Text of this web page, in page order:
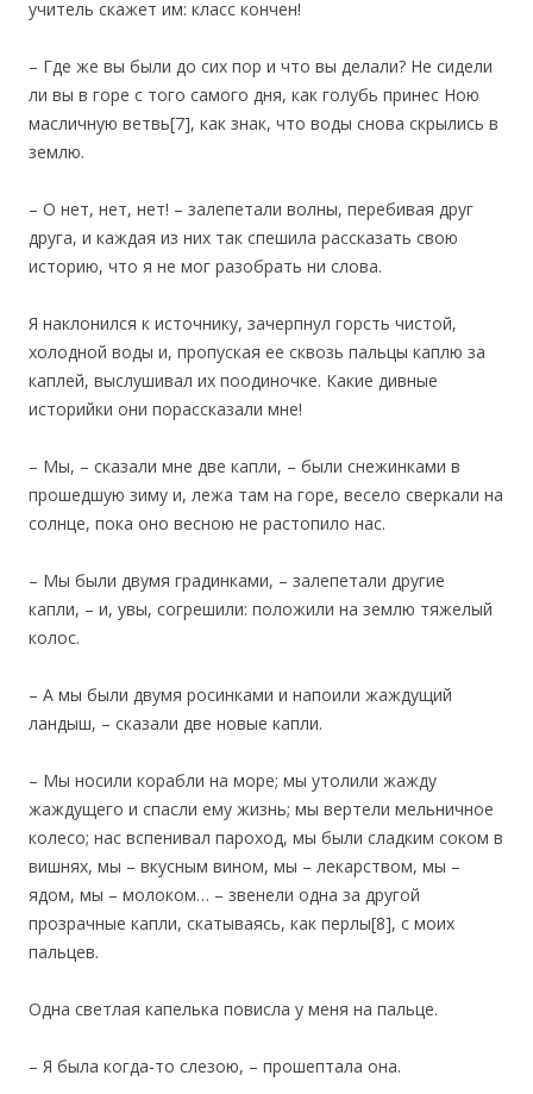
учитель скажет им: класс кончен!
– Где же вы были до сих пор и что вы делали? Не сидели
ли вы в горе с того самого дня, как голубь принес Ною
масличную ветвь[7], как знак, что воды снова скрылись в
землю.
– О нет, нет, нет! – залепетали волны, перебивая друг
друга, и каждая из них так спешила рассказать свою
историю, что я не мог разобрать ни слова.
Я наклонился к источнику, зачерпнул горсть чистой,
холодной воды и, пропуская ее сквозь пальцы каплю за
каплей, выслушивал их поодиночке. Какие дивные
историйки они порассказали мне!
– Мы, – сказали мне две капли, – были снежинками в
прошедшую зиму и, лежа там на горе, весело сверкали на
солнце, пока оно весною не растопило нас.
– Мы были двумя градинками, – залепетали другие
капли, – и, увы, согрешили: положили на землю тяжелый
колос.
– А мы были двумя росинками и напоили жаждущий
ландыш, – сказали две новые капли.
– Мы носили корабли на море; мы утолили жажду
жаждущего и спасли ему жизнь; мы вертели мельничное
колесо; нас вспенивал пароход, мы были сладким соком в
вишнях, мы – вкусным вином, мы – лекарством, мы –
ядом, мы – молоком… – звенели одна за другой
прозрачные капли, скатываясь, как перлы[8], с моих
пальцев.
Одна светлая капелька повисла у меня на пальце.
– Я была когда-то слезою, – прошептала она.